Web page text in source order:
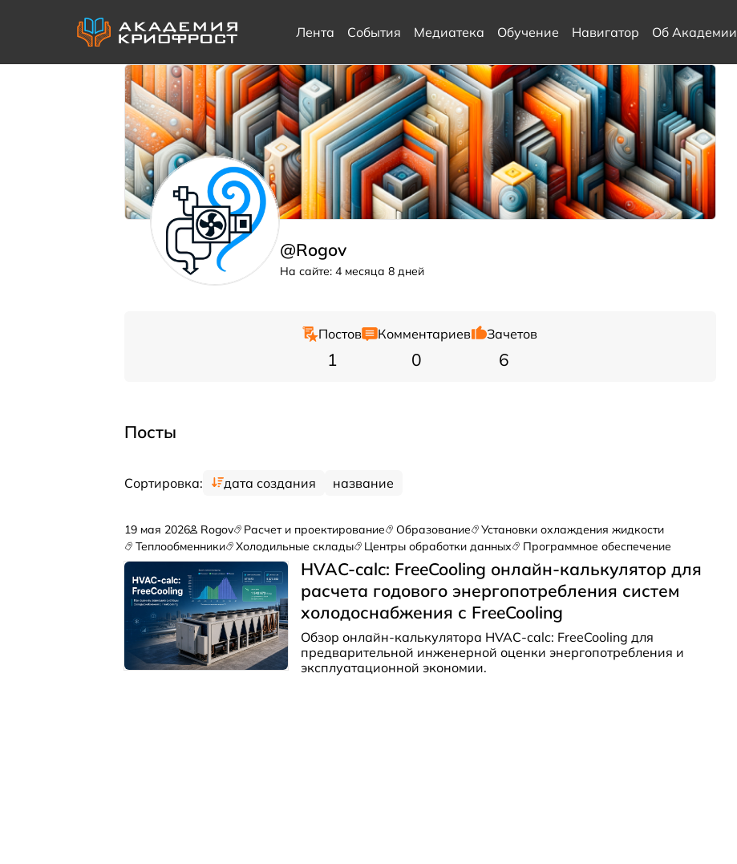
Лента События Медиатека Обучение Навигатор Об Академии
@Rogov
На сайте: 4 месяца 8 дней
Постов
1
Комментариев
0
Зачетов
6
Посты
Сортировка: дата создания название
19 мая 2026 Rogov Расчет и проектирование Образование
Установки охлаждения жидкости
Теплообменники
Холодильные склады Центры обработки данных Программное обеспечение
HVAC-calc: FreeCooling онлайн-калькулятор для
расчета годового энергопотребления систем
холодоснабжения с FreeCooling
Обзор онлайн-калькулятора HVAC-calc: FreeCooling для
предварительной инженерной оценки энергопотребления и
эксплуатационной экономии.